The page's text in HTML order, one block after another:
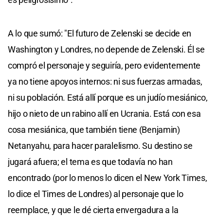
A lo que sumó: "El futuro de Zelenski se decide en
Washington y Londres, no depende de Zelenski. Él se
compró el personaje y seguiría, pero evidentemente
ya no tiene apoyos internos: ni sus fuerzas armadas,
ni su población. Está allí porque es un judío mesiánico,
hijo o nieto de un rabino allí en Ucrania. Está con esa
cosa mesiánica, que también tiene (Benjamin)
Netanyahu, para hacer paralelismo. Su destino se
jugará afuera; el tema es que todavía no han
encontrado (por lo menos lo dicen el New York Times,
lo dice el Times de Londres) al personaje que lo
reemplace, y que le dé cierta envergadura a la